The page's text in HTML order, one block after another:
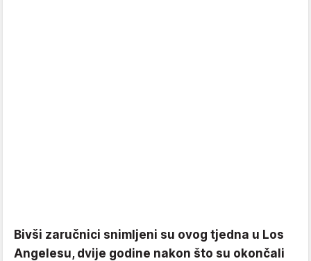
Bivši zaručnici snimljeni su ovog tjedna u Los
Angelesu, dvije godine nakon što su okončali